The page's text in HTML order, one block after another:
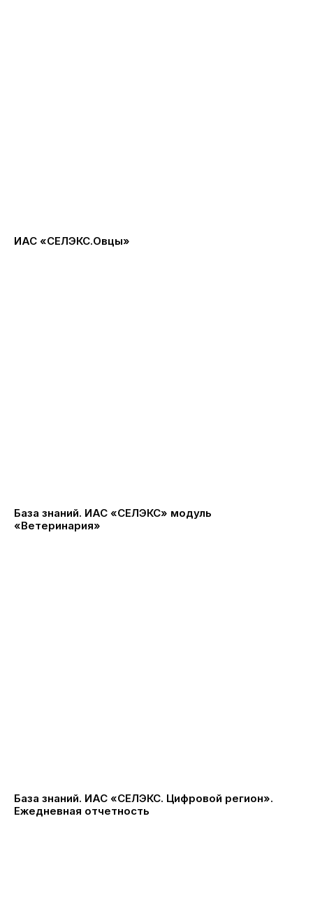
ИАС «СЕЛЭКС.Овцы»
База знаний. ИАС «СЕЛЭКС» модуль
«Ветеринария»
База знаний. ИАС «СЕЛЭКС. Цифровой регион».
Ежедневная отчетность